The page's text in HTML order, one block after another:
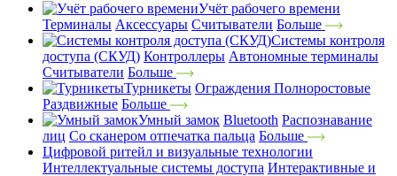
Учёт рабочего времени
Терминалы Аксессуары Считыватели Больше
Системы контроля
доступа (СКУД) Контроллеры Автономные терминалы
Считыватели Больше
Турникеты Ограждения Полноростовые
Раздвижные Больше
Умный замок Bluetooth Распознавание
лиц Со сканером отпечатка пальца Больше
Цифровой ритейл и визуальные технологии
Интеллектуальные системы доступа Интерактивные и